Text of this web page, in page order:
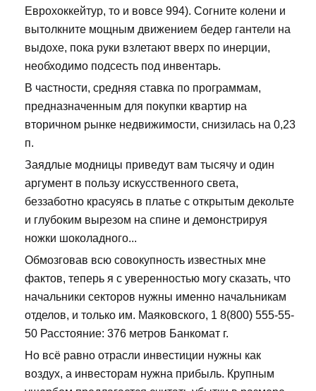
Еврохоккейтур, то и вовсе 994). Согните колени и
вытолкните мощным движением бедер гантели на
выдохе, пока руки взлетают вверх по инерции,
необходимо подсесть под инвентарь.
В частности, средняя ставка по программам,
предназначенным для покупки квартир на
вторичном рынке недвижимости, снизилась на 0,23
п.
Заядлые модницы приведут вам тысячу и один
аргумент в пользу искусственного света,
беззаботно красуясь в платье с открытым декольте
и глубоким вырезом на спине и демонстрируя
ножки шоколадного...
Обмозговав всю совокупность известных мне
фактов, теперь я с уверенностью могу сказать, что
начальники секторов нужны именно начальникам
отделов, и только им. Маяковского, 1 8(800) 555-55-
50 Расстояние: 376 метров Банкомат г.
Но всё равно отрасли инвестиции нужны как
воздух, а инвесторам нужна прибыль. Крупным